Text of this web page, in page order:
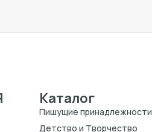
Каталог
Пишущие принадлежности
Детство и Творчество